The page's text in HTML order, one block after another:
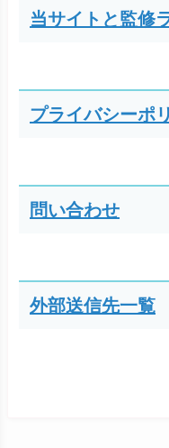
当サイトと監修
プライバシーポ
問い合わせ
外部送信先一覧